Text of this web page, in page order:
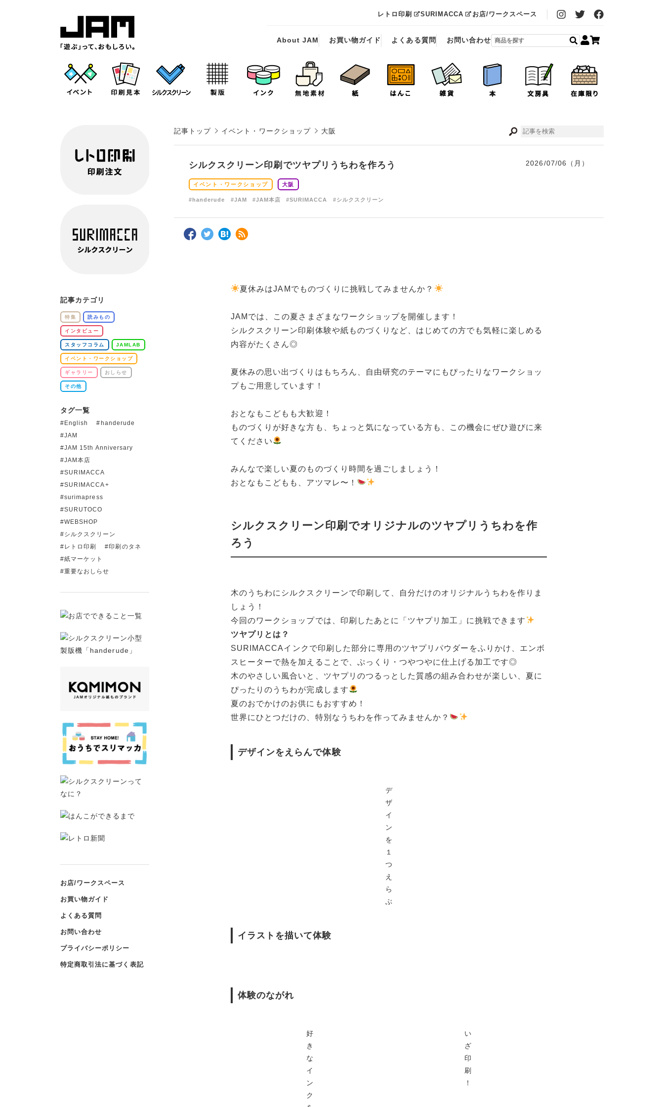
レトロ印刷 SURIMACCA お店/ワークスペース
About JAM お買い物ガイド よくある質問 お問い合わせ
記事トップ イベント・ワークショップ 大阪
シルクスクリーン印刷でツヤプリうちわを作ろう 2026/07/06（月）
イベント・ワークショップ 大阪
#handerude #JAM #JAM本店 #SURIMACCA #シルクスクリーン
夏休みはJAMでものづくりに挑戦してみませんか？
JAMでは、この夏さまざまなワークショップを開催します！
シルクスクリーン印刷体験や紙ものづくりなど、はじめての方でも気軽に楽しめる
内容がたくさん◎
夏休みの思い出づくりはもちろん、自由研究のテーマにもぴったりなワークショッ
プもご用意しています！
おとなもこどもも大歓迎！
ものづくりが好きな方も、ちょっと気になっている方も、この機会にぜひ遊びに来
てください
みんなで楽しい夏のものづくり時間を過ごしましょう！
おとなもこどもも、アツマレ〜！
シルクスクリーン印刷でオリジナルのツヤプリうちわを作
ろう
木のうちわにシルクスクリーンで印刷して、自分だけのオリジナルうちわを作りま
しょう！
今回のワークショップでは、印刷したあとに「ツヤプリ加工」に挑戦できます
ツヤプリとは？
SURIMACCAインクで印刷した部分に専用のツヤプリパウダーをふりかけ、エンボ
スヒーターで熱を加えることで、ぷっくり・つやつやに仕上げる加工です◎
木のやさしい風合いと、ツヤプリのつるっとした質感の組み合わせが楽しい、夏に
ぴったりのうちわが完成します
夏のおでかけのお供にもおすすめ！
世界にひとつだけの、特別なうちわを作ってみませんか？
デザインをえらんで体験
デ
ザ
イ
ン
を
１
つ
え
ら
ぶ
イラストを描いて体験
体験のながれ
好
き
な
イ
ン
ク
い
ざ
印
刷
！
記事カテゴリ
特集 読みもの
インタビュー
スタッフコラム JAMLAB
イベント・ワークショップ
ギャラリー おしらせ
その他
タグ一覧
English
handerude
JAM
JAM 15th Anniversary
JAM本店
SURIMACCA
SURIMACCA+
surimapress
SURUTOCO
WEBSHOP
シルクスクリーン
レトロ印刷
印刷のタネ
紙マーケット
重要なおしらせ
お店/ワークスペース
お買い物ガイド
よくある質問
お問い合わせ
プライバシーポリシー
特定商取引法に基づく表記